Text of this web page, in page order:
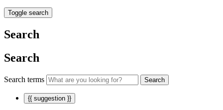
Toggle search
Search
Search
Search terms Search
{{ suggestion }}